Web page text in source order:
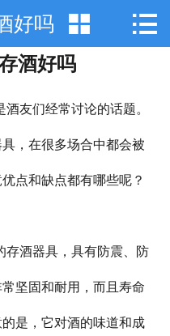
 网站首页
关于天工
产品中心
技术咨询
工程案例
好吗  
酒好吗
友们经常讨论的话题。
，在很多场合中都会被
点和缺点都有哪些呢？
存酒器具，具有防震、防
坚固和耐用，而且寿命
是，它对酒的味道和成